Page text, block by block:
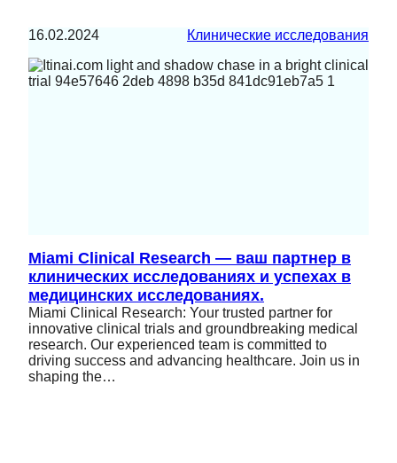
16.02.2024 Клинические исследования
Miami Clinical Research — ваш партнер в
клинических исследованиях и успехах в
медицинских исследованиях.
Miami Clinical Research: Your trusted partner for
innovative clinical trials and groundbreaking medical
research. Our experienced team is committed to
driving success and advancing healthcare. Join us in
shaping the…